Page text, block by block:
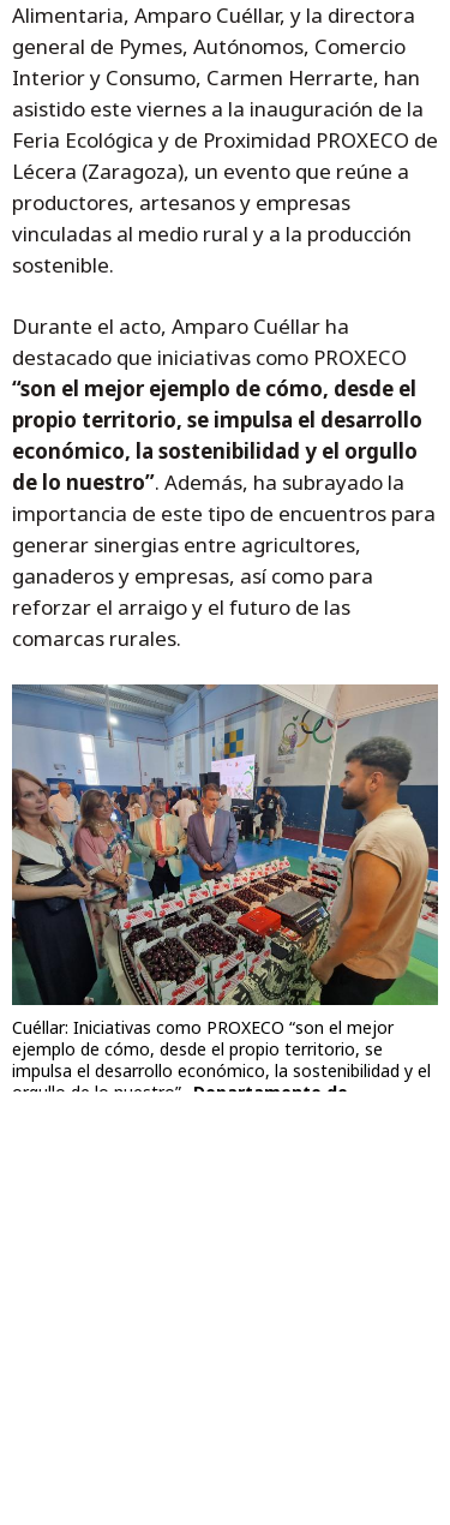
Alimentaria, Amparo Cuéllar, y la directora
general de Pymes, Autónomos, Comercio
Interior y Consumo, Carmen Herrarte, han
asistido este viernes a la inauguración de la
Feria Ecológica y de Proximidad PROXECO de
Lécera (Zaragoza), un evento que reúne a
productores, artesanos y empresas
vinculadas al medio rural y a la producción
sostenible.
Durante el acto, Amparo Cuéllar ha
destacado que iniciativas como PROXECO
“son el mejor ejemplo de cómo, desde el
propio territorio, se impulsa el desarrollo
económico, la sostenibilidad y el orgullo
de lo nuestro”. Además, ha subrayado la
importancia de este tipo de encuentros para
generar sinergias entre agricultores,
ganaderos y empresas, así como para
reforzar el arraigo y el futuro de las
comarcas rurales.
Cuéllar: Iniciativas como PROXECO “son el mejor
ejemplo de cómo, desde el propio territorio, se
impulsa el desarrollo económico, la sostenibilidad y el
orgullo de lo nuestro” Departamento de